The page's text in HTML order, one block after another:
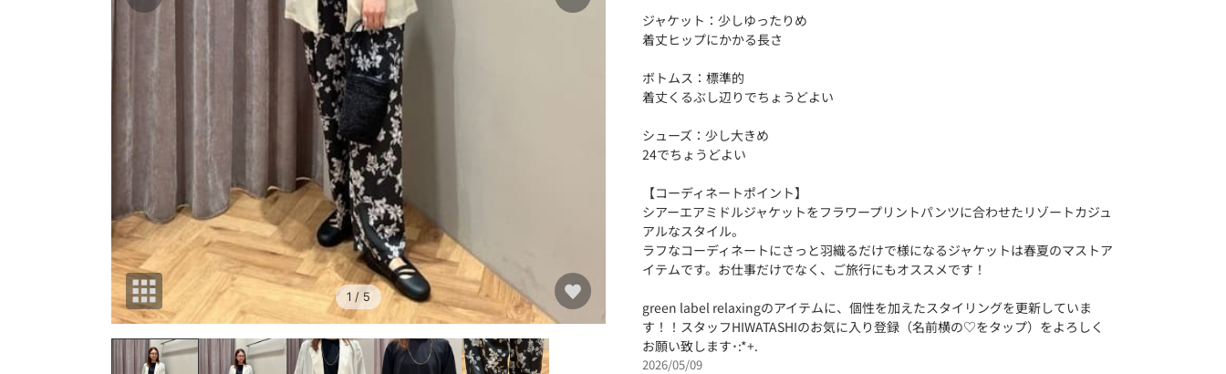
1 / 5
ジャケット：少しゆったりめ
着丈ヒップにかかる長さ
ボトムス：標準的
着丈くるぶし辺りでちょうどよい
シューズ：少し大きめ
24でちょうどよい
【コーディネートポイント】
シアーエアミドルジャケットをフラワープリントパンツに合わせたリゾートカジュ
アルなスタイル。
ラフなコーディネートにさっと羽織るだけで様になるジャケットは春夏のマストア
イテムです。お仕事だけでなく、ご旅行にもオススメです！
green label relaxingのアイテムに、個性を加えたスタイリングを更新していま
す！！スタッフHIWATASHIのお気に入り登録（名前横の♡をタップ）をよろしく
お願い致します･:*+.
2026/05/09